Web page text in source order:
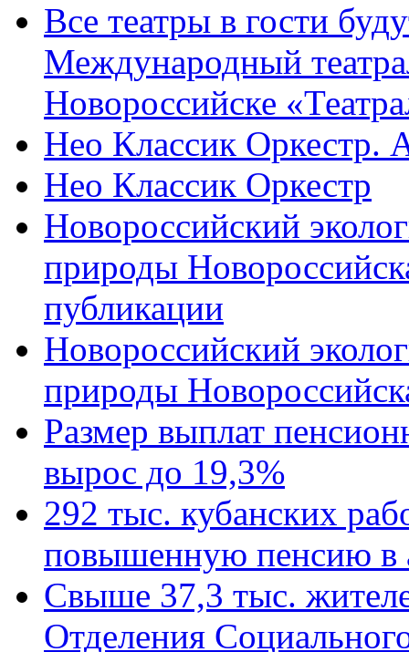
Все театры в гости
Международный
Новороссийске
Нео Классик Оркестр.
Нео Классик Оркестр
Новороссийский
природы
публикации
Новороссийский
природы
Размер выплат
вырос до 19,3%
292 тыс. кубанских
повышенную пенсию в
Свыше 37,3 тыс.
Отделения